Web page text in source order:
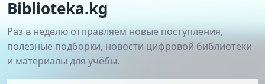
Biblioteka.kg
Раз в неделю отправляем новые поступления,
полезные подборки, новости цифровой библиотеки
и материалы для учёбы.